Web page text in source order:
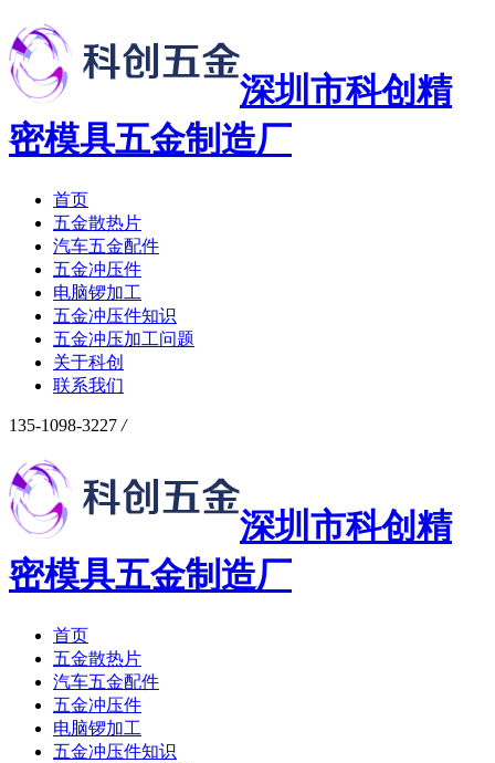
深圳市科创精
密模具五金制造厂
首页
五金散热片
汽车五金配件
五金冲压件
电脑锣加工
五金冲压件知识
五金冲压加工问题
关于科创
联系我们
135-1098-3227 /
深圳市科创精
密模具五金制造厂
首页
五金散热片
汽车五金配件
五金冲压件
电脑锣加工
五金冲压件知识